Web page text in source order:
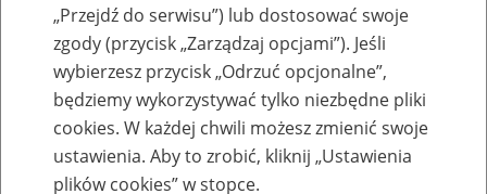
Baza zlikwidowanych lub
przekształconych zakładów pracy
„Przejdź do serwisu”) lub dostosować swoje
zgody (przycisk „Zarządzaj opcjami”). Jeśli
wybierzesz przycisk „Odrzuć opcjonalne”,
będziemy wykorzystywać tylko niezbędne pliki
cookies. W każdej chwili możesz zmienić swoje
ustawienia. Aby to zrobić, kliknij „Ustawienia
plików cookies” w stopce.